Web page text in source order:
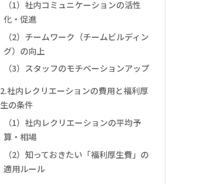
（1）社内コミュニケーションの活性
化・促進
（2）チームワーク（チームビルディン
グ）の向上
（3）スタッフのモチベーションアップ
2.社内レクリエーションの費用と福利厚
生の条件
（1）社内レクリエーションの平均予
算・相場
（2）知っておきたい「福利厚生費」の
適用ルール